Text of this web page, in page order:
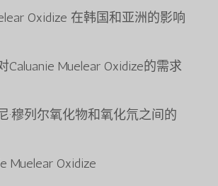
Oxidize 在韩国和亚洲的影响
Caluanie Muelear Oxidize的需求
·穆列尔氧化物和氧化氘之间的
Muelear Oxidize